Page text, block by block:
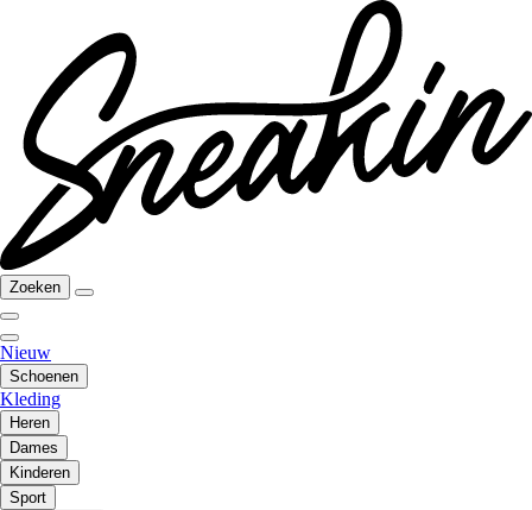
Zoeken
Nieuw
Schoenen
Kleding
Heren
Dames
Kinderen
Sport